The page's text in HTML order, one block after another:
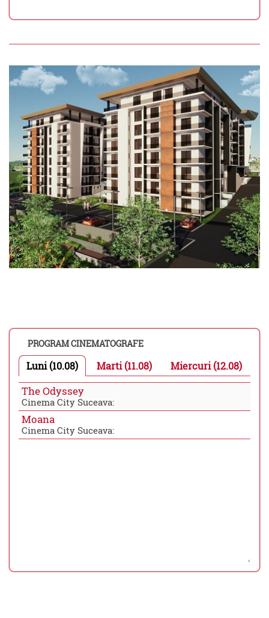
PROGRAM CINEMATOGRAFE
Luni (10.08) Marti (11.08) Miercuri (12.08)
The Odyssey
Cinema City Suceava:
Moana
Cinema City Suceava: